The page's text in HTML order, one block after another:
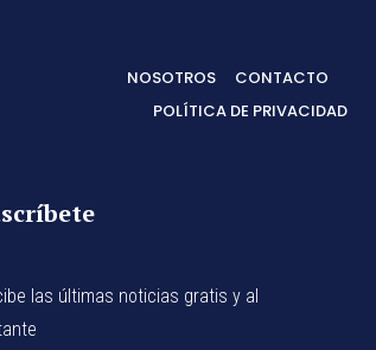
NOSOTROS
CONTACTO
POLÍTICA DE PRIVACIDAD
las últimas noticias gratis y al